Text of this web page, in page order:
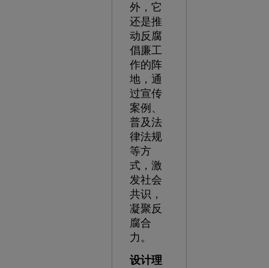
外，它
还是推
动反腐
倡廉工
作的阵
地，通
过宣传
案例、
普及法
律法规
等方
式，激
发社会
共识，
凝聚反
腐合
力。
设计理